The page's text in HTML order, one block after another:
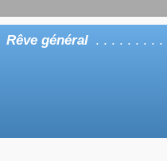
Rêve général . . . . . . . . .